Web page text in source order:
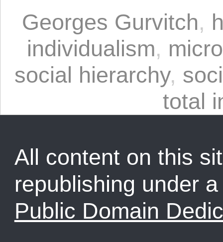
Georges Gurvitch,
individualism,
social hierarchy,
total
All content on this
republishing under
Public Domain